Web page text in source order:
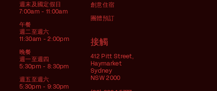
週末及國定假日
7:00am - 11:00am
午餐
週二至週六
11:30am - 2:00pm
晚餐
週一至週四
5:30pm - 8:30pm
週五至週六
5:30pm - 9:30pm
創意住宿
團體預訂
接觸
412 Pitt Street,
Haymarket
Sydney
NSW 2000